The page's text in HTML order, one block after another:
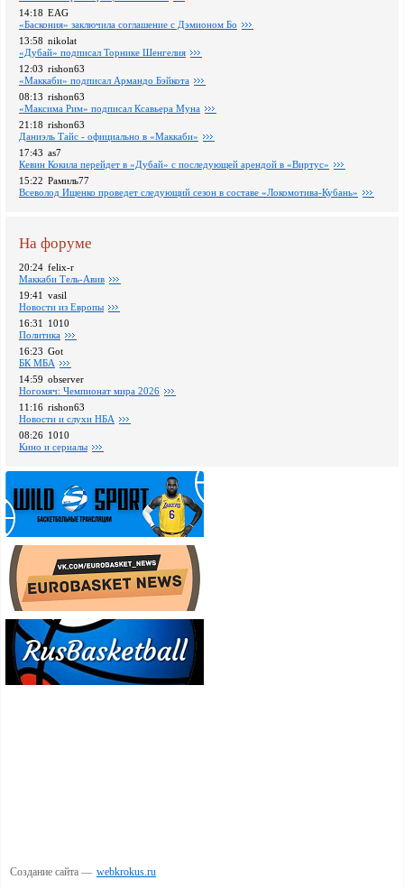
14:18 EAG
«Баскония» заключила соглашение с Дэмионом Бо
13:58 nikolat
«Дубай» подписал Торнике Шенгелия
12:03 rishon63
«Маккаби» подписал Армандо Бэйкота
08:13 rishon63
«Максима Рим» подписал Ксавьера Муна
21:18 rishon63
Даниэль Тайс - официально в «Маккаби»
17:43 as7
Кевин Кокила перейдет в «Дубай» с последующей арендой в «Виртус»
15:22 Рамиль77
Всеволод Ищенко проведет следующий сезон в составе «Локомотива-Кубань»
На форуме
20:24 felix-r
Маккаби Тель-Авив
19:41 vasil
Новости из Европы
16:31
1010
Политика
16:23 Got
БК МБА
14:59 observer
Ногомяч: Чемпионат мира 2026
11:16 rishon63
Новости и слухи НБА
08:26 1010
Кино и сериалы
Создание сайта — webkrokus.ru